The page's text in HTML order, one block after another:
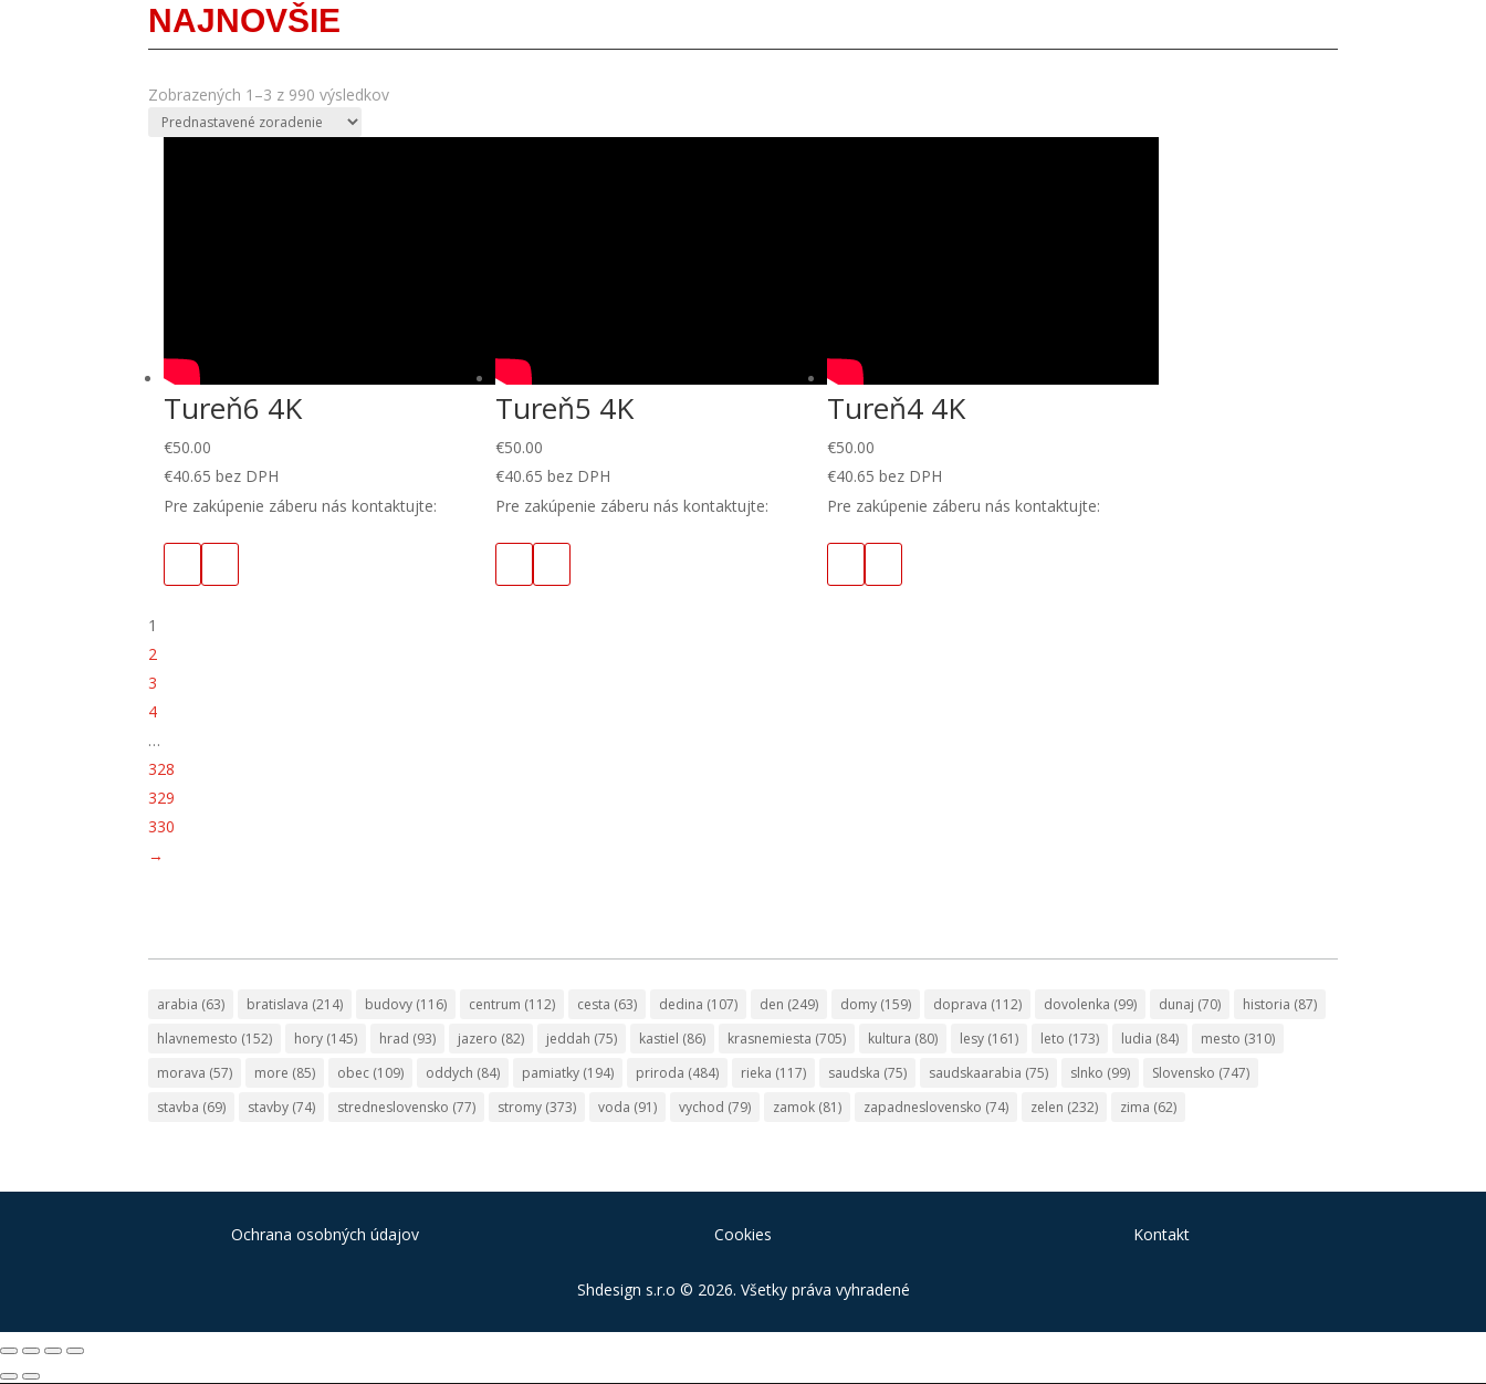
NAJNOVŠIE
Zobrazených 1–3 z 990 výsledkov
Tureň6 4K
€50.00
€40.65 bez DPH
Pre zakúpenie záberu nás kontaktujte:
Tureň5 4K
€50.00
€40.65 bez DPH
Pre zakúpenie záberu nás kontaktujte:
Tureň4 4K
€50.00
€40.65 bez DPH
Pre zakúpenie záberu nás kontaktujte:
1
2
3
4
…
328
329
330
→
arabia (63) bratislava (214) budovy (116) centrum (112) cesta (63) dedina (107) den (249) domy (159) doprava (112) dovolenka (99) dunaj (70) historia (87)
hlavnemesto (152) hory (145) hrad (93) jazero (82) jeddah (75) kastiel (86) krasnemiesta (705) kultura (80) lesy (161) leto (173) ludia (84) mesto (310)
morava (57) more (85) obec (109) oddych (84) pamiatky (194) priroda (484) rieka (117) saudska (75) saudskaarabia (75) slnko (99) Slovensko (747)
stavba (69) stavby (74) stredneslovensko (77) stromy (373) voda (91) vychod (79) zamok (81) zapadneslovensko (74) zelen (232) zima (62)
Ochrana osobných údajov Cookies Kontakt
Shdesign s.r.o © 2026. Všetky práva vyhradené